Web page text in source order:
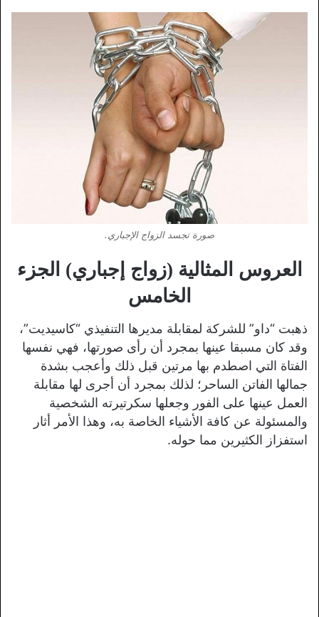
صورة تجسد الزواج الإجباري.
العروس المثالية (زواج إجباري) الجزء
الخامس
ذهبت “داو” للشركة لمقابلة مديرها التنفيذي “كاسيديت”،
وقد كان مسبقا عينها بمجرد أن رأى صورتها، فهي نفسها
الفتاة التي اصطدم بها مرتين قبل ذلك وأعجب بشدة
جمالها الفاتن الساحر؛ لذلك بمجرد أن أجرى لها مقابلة
العمل عينها على الفور وجعلها سكرتيرته الشخصية
والمسئولة عن كافة الأشياء الخاصة به، وهذا الأمر أثار
استفزاز الكثيرين مما حوله.